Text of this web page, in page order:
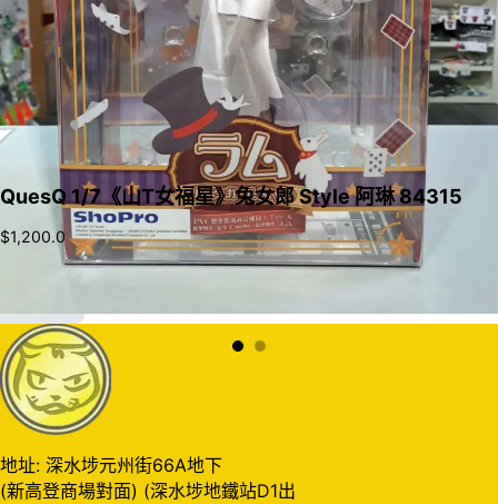
QuesQ 1/7《山T女福星》兔女郎 Style 阿琳 84315
$1,200.0
地址: 深水埗元州街66A地下
(新高登商場對面) (深水埗地鐵站D1出